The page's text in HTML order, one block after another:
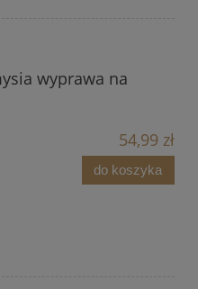
wyprawa na
54,99 zł
do koszyka